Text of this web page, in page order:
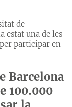
de
estat una de les
participar en
Barcelona
100.000